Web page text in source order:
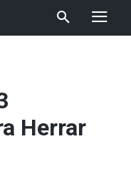
Herrar